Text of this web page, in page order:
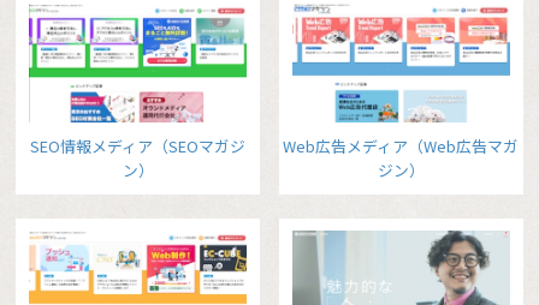
SEO情報メディア（SEOマガジ
ン）
Web広告メディア（Web広告マガ
ジン）